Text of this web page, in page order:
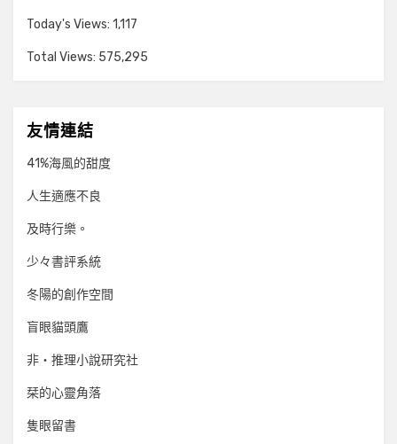
Today's Views: 1,117
Total Views: 575,295
友情連結
41%海風的甜度
人生適應不良
及時行樂。
少々書評系統
冬陽的創作空間
盲眼貓頭鷹
非‧推理小說研究社
栞的心靈角落
隻眼留書